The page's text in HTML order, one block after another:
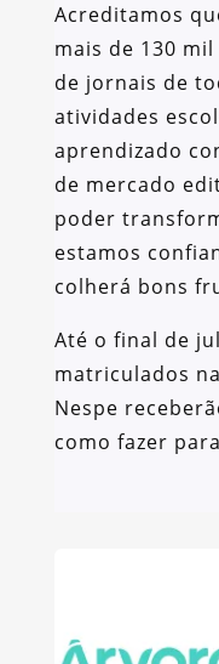
Acreditamos
mais de 130
de jornais de
atividades
aprendizado
de mercado
poder
estamos
colherá bons
Até o final de
matriculados
Nespe
como fazer